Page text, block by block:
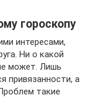
гороскопу
интересами,
Ни о какой
может. Лишь
привязанности, а
такие